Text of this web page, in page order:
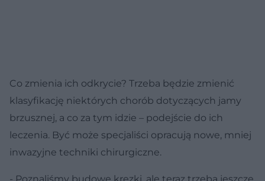
Co zmienia ich odkrycie? Trzeba będzie zmienić
klasyfikację niektórych chorób dotyczących jamy
brzusznej, a co za tym idzie – podejście do ich
leczenia. Być może specjaliści opracują nowe, mniej
inwazyjne techniki chirurgiczne.
- Poznaliśmy budowę krezki, ale teraz trzeba jeszcze